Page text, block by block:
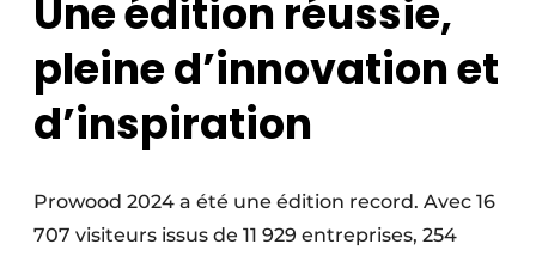
Podcasts
Privacy / Cookie statement
S’inscrire à l’événement
S’inscrire
S’inscrire
Termes et conditions
Une édition réussie,
pleine d’innovation et
d’inspiration
Prowood 2024 a été une édition record. Avec 16
707 visiteurs issus de 11 929 entreprises, 254